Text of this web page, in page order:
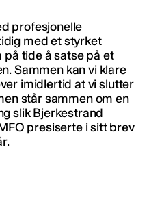
profesjonelle
med et styrket
på tide å satse på et
Sammen kan vi klare
imidlertid at vi slutter
står sammen om en
slik Bjerkestrand
presiserte i sitt brev